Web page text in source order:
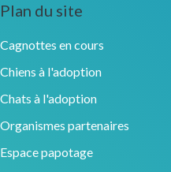
Plan du site
Cagnottes en cours
Chiens à l'adoption
Chats à l'adoption
Organismes partenaires
Espace papotage